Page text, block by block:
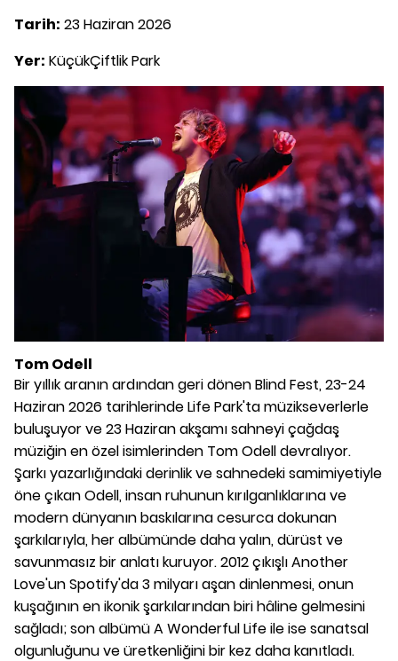
Tarih: 23 Haziran 2026
Yer: KüçükÇiftlik Park
Tom Odell
Bir yıllık aranın ardından geri dönen Blind Fest, 23-24
Haziran 2026 tarihlerinde Life Park'ta müzikseverlerle
buluşuyor ve 23 Haziran akşamı sahneyi çağdaş
müziğin en özel isimlerinden Tom Odell devralıyor.
Şarkı yazarlığındaki derinlik ve sahnedeki samimiyetiyle
öne çıkan Odell, insan ruhunun kırılganlıklarına ve
modern dünyanın baskılarına cesurca dokunan
şarkılarıyla, her albümünde daha yalın, dürüst ve
savunmasız bir anlatı kuruyor. 2012 çıkışlı Another
Love'un Spotify'da 3 milyarı aşan dinlenmesi, onun
kuşağının en ikonik şarkılarından biri hâline gelmesini
sağladı; son albümü A Wonderful Life ile ise sanatsal
olgunluğunu ve üretkenliğini bir kez daha kanıtladı.